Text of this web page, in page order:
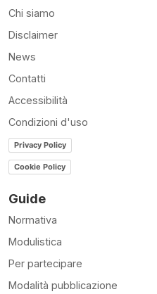
Chi siamo
Disclaimer
News
Contatti
Accessibilità
Condizioni d'uso
Privacy Policy
Cookie Policy
Guide
Normativa
Modulistica
Per partecipare
Modalità pubblicazione